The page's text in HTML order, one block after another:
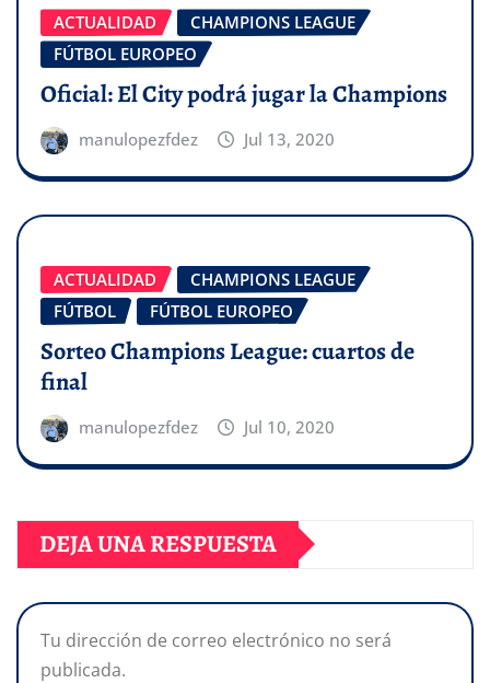
ACTUALIDAD
CHAMPIONS LEAGUE
FÚTBOL EUROPEO
Oficial: El City podrá jugar la Champions
manulopezfdez Jul 13, 2020
ACTUALIDAD
CHAMPIONS LEAGUE
FÚTBOL
FÚTBOL EUROPEO
Sorteo Champions League: cuartos de
final
manulopezfdez Jul 10, 2020
DEJA UNA RESPUESTA
Tu dirección de correo electrónico no será
publicada.